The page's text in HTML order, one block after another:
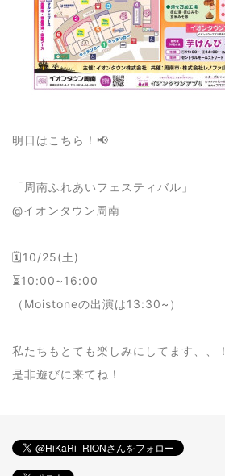
明日はこちら！📢
「周南ふれあいフェスティバル」
@イオンタウン周南
🗓10/25(土)
⏳10:00~16:00
（Moistoneの出演は13:30~）
私たちもとても楽しみにしてます、、！
是非遊びに来てね！